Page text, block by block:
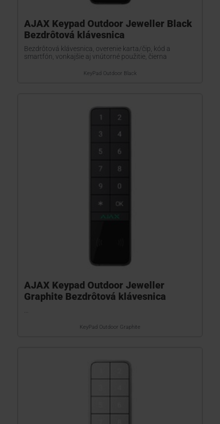
AJAX Keypad Outdoor Jeweller Black
Bezdrôtová klávesnica
Bezdrôtová klávesnica, overenie karta/čip, kód a
smartfón, vonkajšie aj vnútorné použitie, čierna
KeyPad Outdoor Black
AJAX Keypad Outdoor Jeweller
Graphite Bezdrôtová klávesnica
KeyPad Outdoor Graphite